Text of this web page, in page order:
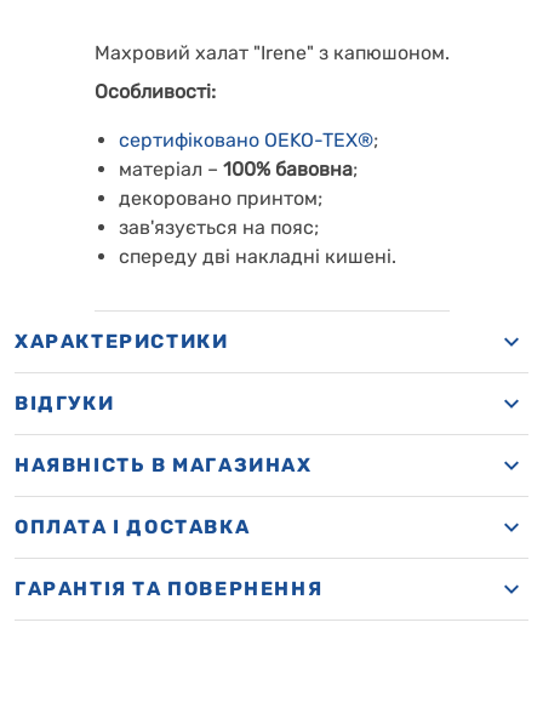
Махровий халат "Irene" з капюшоном.
Особливості:
сертифіковано OEKO-TEX®;
матеріал – 100% бавовна;
декоровано принтом;
зав'язується на пояс;
спереду дві накладні кишені.
ХАРАКТЕРИСТИКИ
ВІДГУКИ
НАЯВНІСТЬ В МАГАЗИНАХ
OПЛАТА І ДОСТАВКА
ГАРАНТІЯ ТА ПОВЕРНЕННЯ